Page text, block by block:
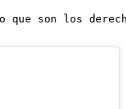
lo que son los